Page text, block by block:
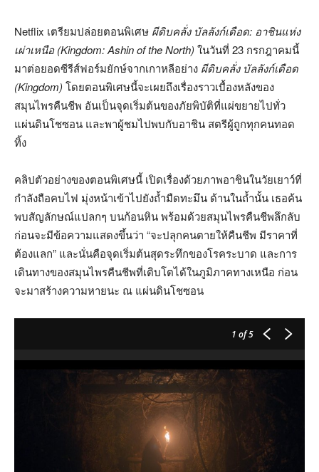
Netflix เตรียมปล่อยตอนพิเศษ ผีดิบคลั่ง บัลลังก์เดือด: อาชินแห่ง
เผ่าเหนือ (Kingdom: Ashin of the North) ในวันที่ 23 กรกฎาคมนี้
มาต่อยอดซีรีส์ฟอร์มยักษ์จากเกาหลีอย่าง ผีดิบคลั่ง บัลลังก์เดือด
(Kingdom) โดยตอนพิเศษนี้จะเผยถึงเรื่องราวเบื้องหลังของ
สมุนไพรคืนชีพ อันเป็นจุดเริ่มต้นของภัยพิบัติที่แผ่ขยายไปทั่ว
แผ่นดินโชซอน และพาผู้ชมไปพบกับอาชิน สตรีผู้ถูกทุกคนทอด
ทิ้ง
คลิปตัวอย่างของตอนพิเศษนี้ เปิดเรื่องด้วยภาพอาชินในวัยเยาว์ที่
กำลังถือคบไฟ มุ่งหน้าเข้าไปยังถ้ำมืดทะมึน ด้านในถ้ำนั้น เธอค้น
พบสัญลักษณ์แปลกๆ บนก้อนหิน พร้อมด้วยสมุนไพรคืนชีพลึกลับ
ก่อนจะมีข้อความแสดงขึ้นว่า “จะปลุกคนตายให้คืนชีพ มีราคาที่
ต้องแลก” และนั่นคือจุดเริ่มต้นสุดระทึกของโรคระบาด และการ
เดินทางของสมุนไพรคืนชีพที่เติบโตได้ในภูมิภาคทางเหนือ ก่อน
จะมาสร้างความหายนะ ณ แผ่นดินโชซอน
1 of 5